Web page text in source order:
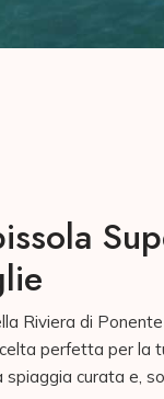
Riviera di
perfetta per la
curata e,